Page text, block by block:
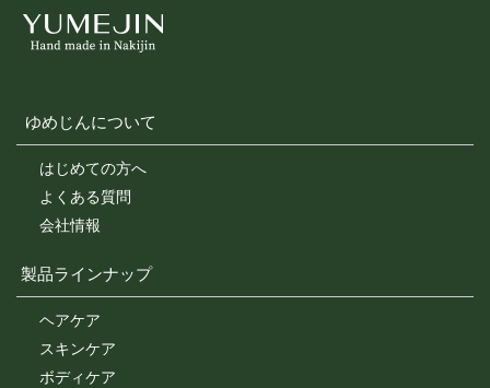
ゆめじんについて
はじめての方へ
よくある質問
会社情報
製品ラインナップ
ヘアケア
スキンケア
ボディケア